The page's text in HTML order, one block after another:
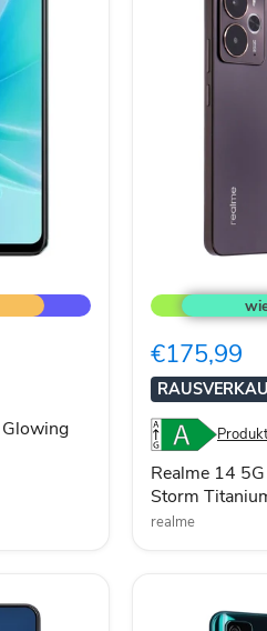
14
5G
SIM
256GB
Storm
Titanium
€175,99
Realme 14
Storm
realme